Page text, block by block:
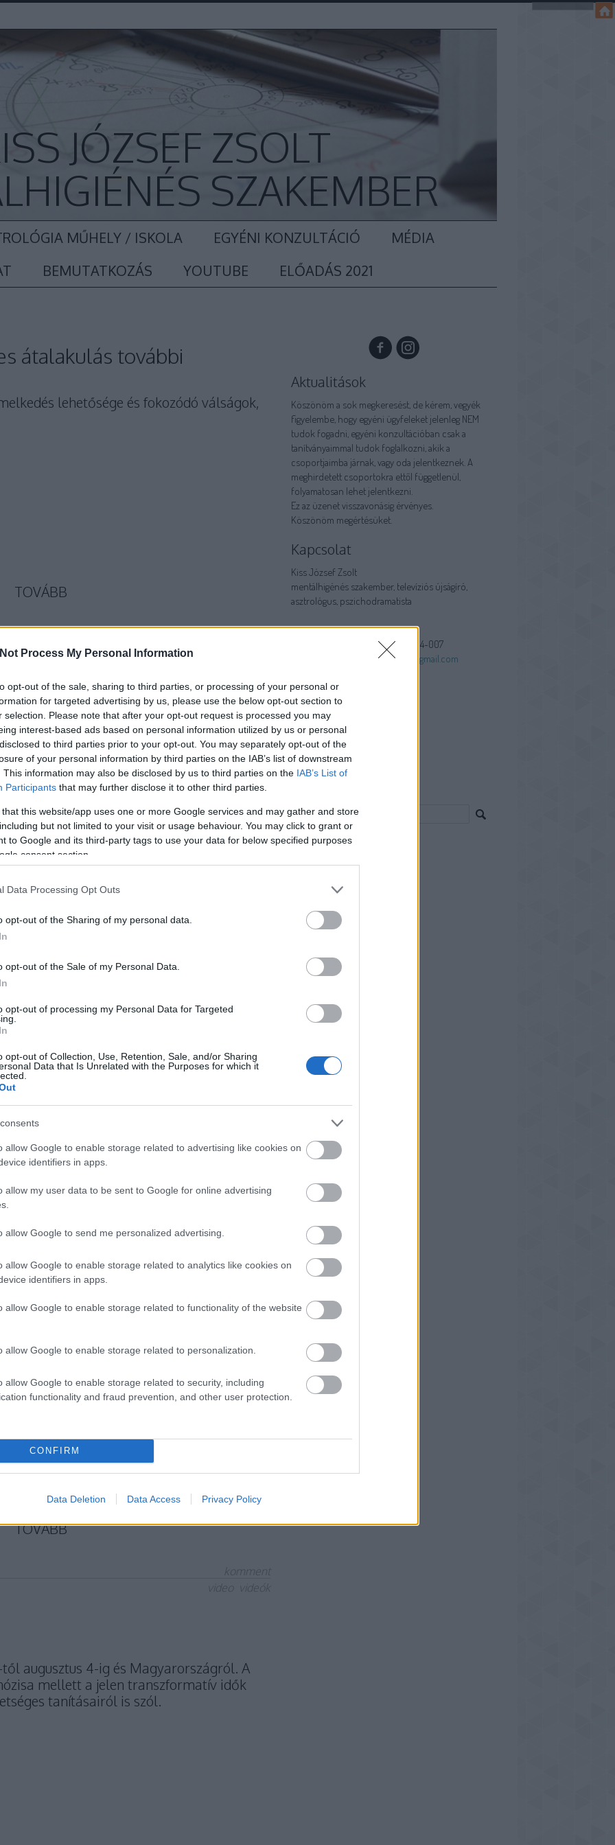
Process My Personal Information
opt-out of the sale, sharing to third parties, or processing of your personal or
for targeted advertising by us, please use the below opt-out section to
selection. Please note that after your opt-out request is processed you may
interest-based ads based on personal information utilized by us or personal
to third parties prior to your opt-out. You may separately opt-out of the
of your personal information by third parties on the IAB’s list of downstream
This information may also be disclosed by us to third parties on the IAB’s List of
Participants that may further disclose it to other third parties.
that this website/app uses one or more Google services and may gather and store
but not limited to your visit or usage behaviour. You may click to grant or
to Google and its third-party tags to use your data for below specified purposes
consent section.
Data Processing Opt Outs
opt-out of the Sharing of my personal data.
opt-out of the Sale of my Personal Data.
opt-out of processing my Personal Data for Targeted
opt-out of Collection, Use, Retention, Sale, and/or Sharing
Data that Is Unrelated with the Purposes for which it
allow Google to enable storage related to advertising like cookies on
identifiers in apps.
allow my user data to be sent to Google for online advertising
allow Google to send me personalized advertising.
allow Google to enable storage related to analytics like cookies on
identifiers in apps.
allow Google to enable storage related to functionality of the website
allow Google to enable storage related to personalization.
allow Google to enable storage related to security, including
functionality and fraud prevention, and other user protection.
CONFIRM
Data Deletion Data Access Privacy Policy
JÓZSEF ZSOLT
SZAKEMBER
MŰHELY / ISKOLA EGYÉNI KONZULTÁCIÓ
MÉDIA
BEMUTATKOZÁS YOUTUBE ELŐADÁS 2021
átalakulás további
lehetősége és fokozódó válságok,
TOVÁBB
15-től szeptember 9-ig
a jövőnk...
Szólj hozzá!
és válságos hónapokra
TOVÁBB
komment
video
videók
augusztus 4-ig és Magyarországról. A
mellett a jelen transzformatív idők
tanításairól is szól.
Aktualitások
Köszönöm a sok megkeresést, de kérem, vegyék
figyelembe, hogy egyéni ügyfeleket jelenleg NEM
tudok fogadni, egyéni konzultációban csak a
tanítványaimmal tudok foglalkozni, akik a
csoportjaimba járnak, vagy oda jelentkeznek. A
meghirdetett csoportokra ettől függetlenül,
folyamatosan lehet jelentkezni.
Ez az üzenet visszavonásig érvényes.
Köszönöm megértésüket.
Kapcsolat
Kiss József Zsolt
mentálhigénés szakember, televíziós újságíró,
asztrológus, pszichodramatista
+3620-9494-007
kissjzsolt@gmail.com
YouTube
Facebook
Spotify